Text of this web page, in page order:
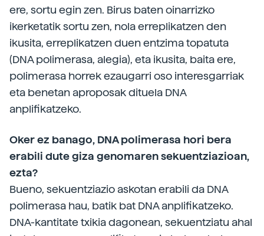
ere, sortu egin zen. Birus baten oinarrizko
ikerketatik sortu zen, nola erreplikatzen den
ikusita, erreplikatzen duen entzima topatuta
(DNA polimerasa, alegia), eta ikusita, baita ere,
polimerasa horrek ezaugarri oso interesgarriak
eta benetan aproposak dituela DNA
anplifikatzeko.
Oker ez banago, DNA polimerasa hori bera
erabili dute giza genomaren sekuentziazioan,
ezta?
Bueno, sekuentziazio askotan erabili da DNA
polimerasa hau, batik bat DNA anplifikatzeko.
DNA-kantitate txikia dagonean, sekuentziatu ahal